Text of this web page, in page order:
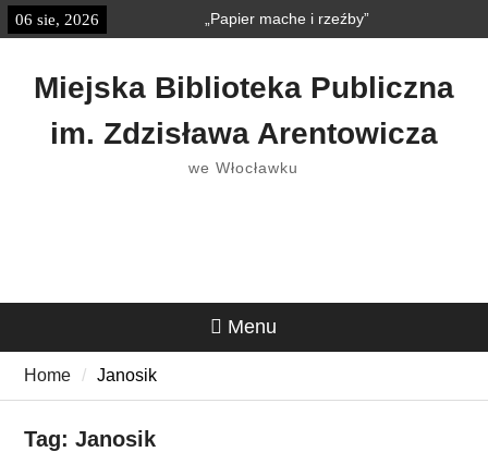
treści
Skip
to
06 sie, 2026
„Papier mache i rzeźby”
„Książkobudzik” w Strefie
Miejska Biblioteka Publiczna
im. Zdzisława Arentowicza
we Włocławku
Menu
Home Janosik
Tag: Janosik